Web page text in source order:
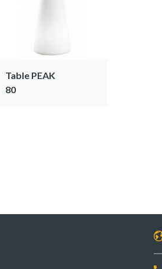
Table PEAK
80